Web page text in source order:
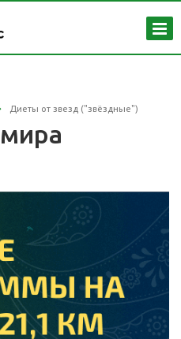
Диеты от звезд ("звёздные")